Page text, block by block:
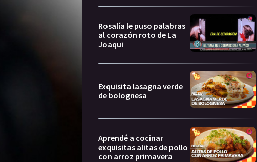
Rosalía le puso palabras
al corazón roto de La
Joaqui
Exquisita lasagna verde
de bolognesa
Aprendé a cocinar
exquisitas alitas de pollo
con arroz primavera